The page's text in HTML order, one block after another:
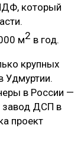
который
м2 в год.
крупных
Удмуртии.
в России —
завод ДСП в
проект